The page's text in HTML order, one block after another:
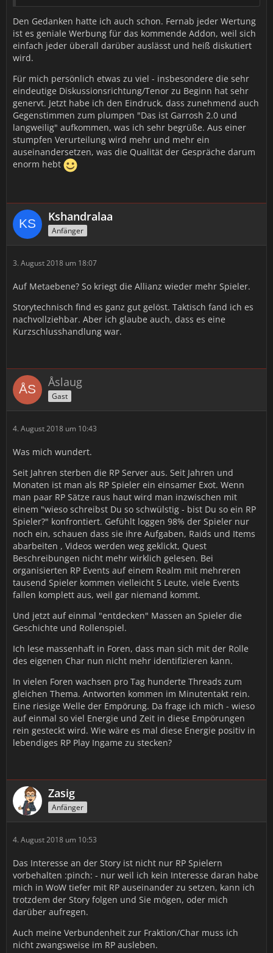
Den Gedanken hatte ich auch schon. Fernab jeder Wertung
ist es geniale Werbung für das kommende Addon, weil sich
einfach jeder überall darüber auslässt und heiß diskutiert
wird.
Für mich persönlich etwas zu viel - insbesondere die sehr
eindeutige Diskussionsrichtung/Tenor zu Beginn hat sehr
genervt. Jetzt habe ich den Eindruck, dass zunehmend auch
Gegenstimmen zum plumpen "Das ist Garrosh 2.0 und
langweilig" aufkommen, was ich sehr begrüße. Aus einer
stumpfen Verurteilung wird mehr und mehr ein
auseinandersetzen, was die Qualität der Gespräche darum
enorm hebt
Kshandralaa
Anfänger
3. August 2018 um 18:07
Auf Metaebene? So kriegt die Allianz wieder mehr Spieler.
Storytechnisch find es ganz gut gelöst. Taktisch fand ich es
nachvollziehbar. Aber ich glaube auch, dass es eine
Kurzschlusshandlung war.
Åslaug
Gast
4. August 2018 um 10:43
Was mich wundert.
Seit Jahren sterben die RP Server aus. Seit Jahren und
Monaten ist man als RP Spieler ein einsamer Exot. Wenn
man paar RP Sätze raus haut wird man inzwischen mit
einem "wieso schreibst Du so schwülstig - bist Du so ein RP
Spieler?" konfrontiert. Gefühlt loggen 98% der Spieler nur
noch ein, schauen dass sie ihre Aufgaben, Raids und Items
abarbeiten , Videos werden weg geklickt, Quest
Beschreibungen nicht mehr wirklich gelesen. Bei
organisierten RP Events auf einem Realm mit mehreren
tausend Spieler kommen vielleicht 5 Leute, viele Events
fallen komplett aus, weil gar niemand kommt.
Und jetzt auf einmal "entdecken" Massen an Spieler die
Geschichte und Rollenspiel.
Ich lese massenhaft in Foren, dass man sich mit der Rolle
des eigenen Char nun nicht mehr identifizieren kann.
In vielen Foren wachsen pro Tag hunderte Threads zum
gleichen Thema. Antworten kommen im Minutentakt rein.
Eine riesige Welle der Empörung. Da frage ich mich - wieso
auf einmal so viel Energie und Zeit in diese Empörungen
rein gesteckt wird. Wie wäre es mal diese Energie positiv in
lebendiges RP Play Ingame zu stecken?
Zasig
Anfänger
4. August 2018 um 10:53
Das Interesse an der Story ist nicht nur RP Spielern
vorbehalten :pinch: - nur weil ich kein Interesse daran habe
mich in WoW tiefer mit RP auseinander zu setzen, kann ich
trotzdem der Story folgen und Sie mögen, oder mich
darüber aufregen.
Auch meine Verbundenheit zur Fraktion/Char muss ich
nicht zwangsweise im RP ausleben.